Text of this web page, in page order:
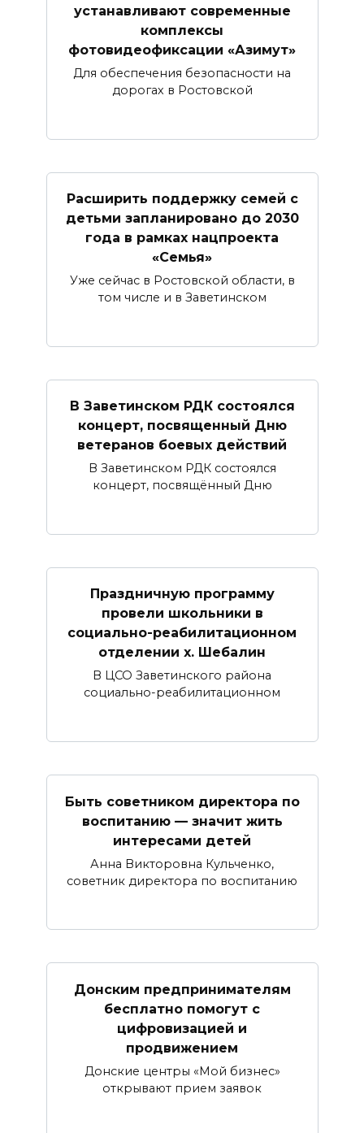
устанавливают современные
комплексы
фотовидеофиксации «Азимут»
Для обеспечения безопасности на
дорогах в Ростовской
Расширить поддержку семей с
детьми запланировано до 2030
года в рамках нацпроекта
«Семья»
Уже сейчас в Ростовской области, в
том числе и в Заветинском
В Заветинском РДК состоялся
концерт, посвященный Дню
ветеранов боевых действий
В Заветинском РДК состоялся
концерт, посвящённый Дню
Праздничную программу
провели школьники в
социально-реабилитационном
отделении х. Шебалин
В ЦСО Заветинского района
социально-реабилитационном
Быть советником директора по
воспитанию — значит жить
интересами детей
Анна Викторовна Кульченко,
советник директора по воспитанию
Донским предпринимателям
бесплатно помогут с
цифровизацией и
продвижением
Донские центры «Мой бизнес»
открывают прием заявок